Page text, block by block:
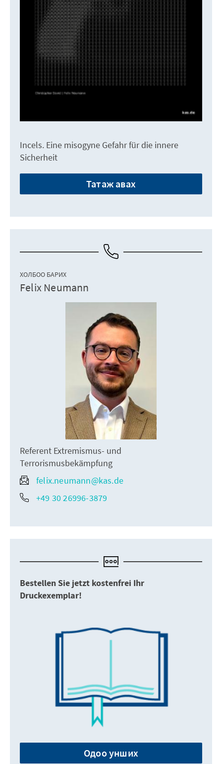
Incels. Eine misogyne Gefahr für die innere
Sicherheit
Татаж авах
ХОЛБОО БАРИХ
Felix Neumann
Referent Extremismus- und
Terrorismusbekämpfung
felix.neumann@kas.de
+49 30 26996-3879
Bestellen Sie jetzt kostenfrei Ihr
Druckexemplar!
Одоо унших